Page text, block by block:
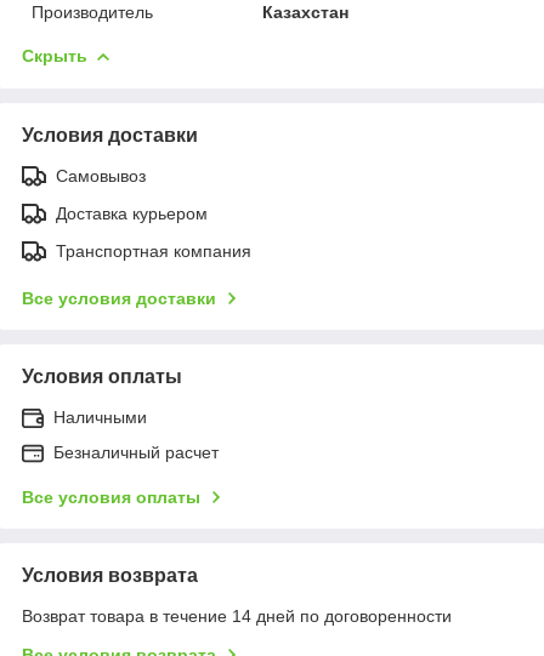
Производитель
Казахстан
Скрыть
Условия доставки
Самовывоз
Доставка курьером
Транспортная компания
Все условия доставки
Условия оплаты
Наличными
Безналичный расчет
Все условия оплаты
Условия возврата
Возврат товара в течение 14 дней по договоренности